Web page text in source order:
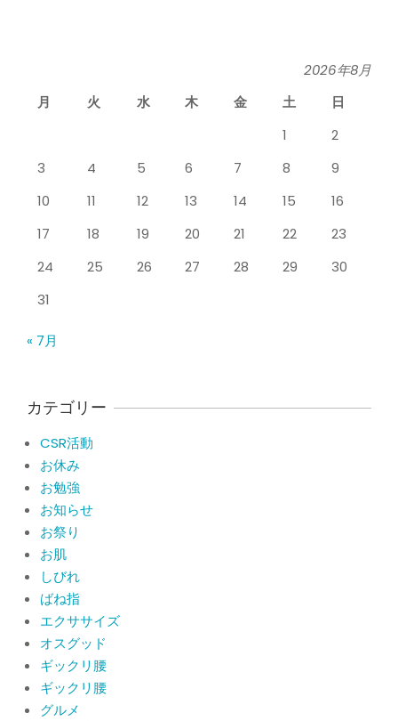
2026年5月26日
膝のお皿の下が痛くて運動できない！
たほうがいい？それとも温める？
By: 院長 山下 On: 2026年5月25日
をしても痛みが取れない膝痛で来院さ
れた患者さまの声
By: 院長 山下 On: 2026年5月23日
ジャンプやダッシュで膝のお皿の下が
By: 院長 山下 On: 2026年5月22日
2026年8月
月
火 水 木 金 土
日
1
2
3
4 5 6 7 8
9
10
11 12 13 14 15
16
17
18 19 20 21 22
23
24
25 26 27 28 29
30
31
« 7月
カテゴリー
CSR活動
お休み
お勉強
お知らせ
お祭り
お肌
しびれ
ばね指
エクササイズ
オスグッド
ギックリ腰
ギックリ腰
グルメ